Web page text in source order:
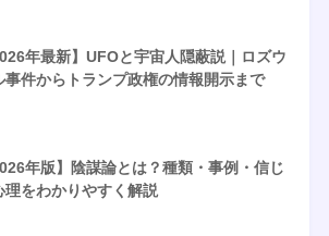
年最新】UFOと宇宙人隠蔽説｜ロズウ
事件からトランプ政権の情報開示まで
年版】陰謀論とは？種類・事例・信じ
理をわかりやすく解説